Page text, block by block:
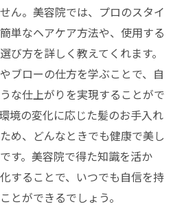
ん。美容院では、プロのスタイ
単なヘアケア方法や、使用する
び方を詳しく教えてくれます。
ブローの仕方を学ぶことで、自
な仕上がりを実現することがで
境の変化に応じた髪のお手入れ
め、どんなときでも健康で美し
す。美容院で得た知識を活か
することで、いつでも自信を持
とができるでしょう。